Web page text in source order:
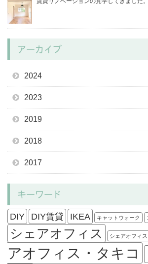
アーカイブ
2024
2023
2019
2018
2017
キーワード
DIY DIY賃貸 IKEA キャットウォーク
シェアオフィス シェアオフィ
アオフィス・タキコ